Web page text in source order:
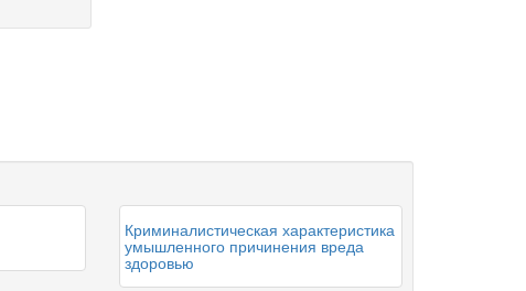
Криминалистическая характеристика
умышленного причинения вреда
здоровью